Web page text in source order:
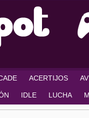
ACERTIJOS
IDLE LUCHA